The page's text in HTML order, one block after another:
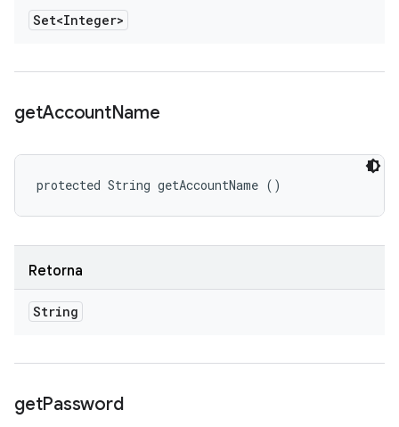
Set<Integer>
getAccountName
protected String getAccountName ()
Retorna
String
getPassword